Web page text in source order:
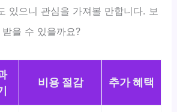
있으니 관심을 가져볼 만합니다. 보
을 수 있을까요?
비용 절감 추가 혜택